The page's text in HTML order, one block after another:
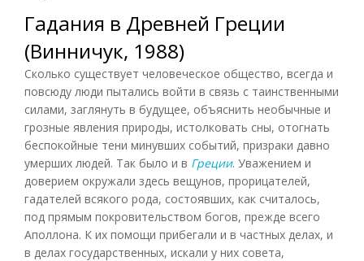
Гадания в Древней Греции
(Винничук, 1988)
Сколько существует человеческое общество, всегда и
повсюду люди пытались войти в связь с таинственными
силами, заглянуть в будущее, объяснить необычные и
грозные явления природы, истолковать сны, отогнать
беспокойные тени минувших событий, призраки давно
умерших людей. Так было и в Греции. Уважением и
доверием окружали здесь вещунов, прорицателей,
гадателей всякого рода, состоявших, как считалось,
под прямым покровительством богов, прежде всего
Аполлона. К их помощи прибегали и в частных делах, и
в делах государственных, искали у них совета,